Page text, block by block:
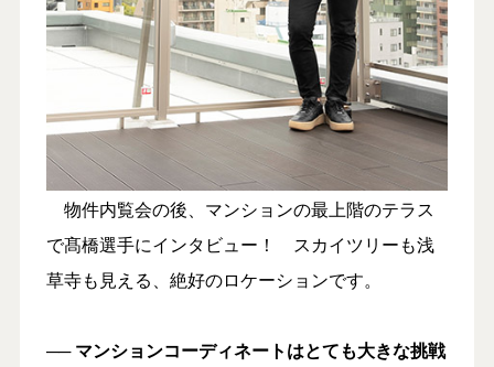
物件内覧会の後、マンションの最上階のテラス
で髙橋選手にインタビュー！ スカイツリーも浅
草寺も見える、絶好のロケーションです。
── マンションコーディネートはとても大きな挑戦